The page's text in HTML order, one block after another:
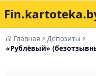
Главная
Депозиты
«Рублёвый»